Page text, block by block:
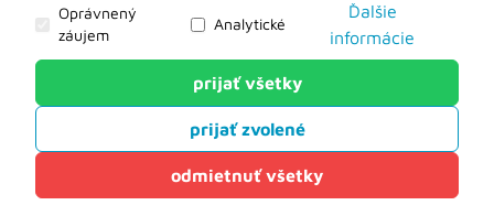
Prepravné podmienky
Ochrana osobných údajov
Kontaktný formulár na stroje
Formuláre pre zákazkové nástroje
WOOD-BOTO Nové Zámky
Oprávnený
záujem
Analytické
Ďalšie
informácie
Analytické
Tieto cookies nám slúžia na zisťovanie anonymných
údajov o návštevnosti nášho webu. Môžu hovoriť o
tom, odkiaľ ste k nám prišli, o vyhľadávaniach na
prijať všetky
prijať zvolené
odmietnuť všetky